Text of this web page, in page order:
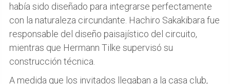
había sido diseñado para integrarse perfectamente
con la naturaleza circundante. Hachiro Sakakibara fue
responsable del diseño paisajístico del circuito,
mientras que Hermann Tilke supervisó su
construcción técnica.
A medida que los invitados llegaban a la casa club,